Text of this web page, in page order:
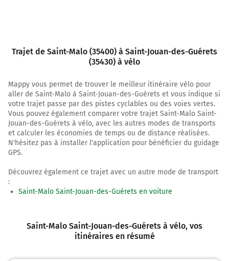
Au rond-point, prendre la 2ème sortie la voie et
continuer sur 110 mètres
Au rond-point, prendre la 1ère sortie Avenue Louis
Martin et continuer sur 15 mètres
Prendre à droite la voie partagée la voie et continuer
600 m
Prendre à gauche la piste cyclable la voie et continuer
850 m
Prendre à droite la piste cyclable Avenue Louis Martin
Trajet de Saint-Malo (35400) à Saint-Jouan-des-Guérets
(35430) à vélo
Mappy vous permet de trouver le meilleur itinéraire vélo pour
aller de Saint-Malo à Saint-Jouan-des-Guérets et vous indique si
votre trajet passe par des pistes cyclables ou des voies vertes.
Vous pouvez également comparer votre trajet Saint-Malo Saint-
Jouan-des-Guérets à vélo, avec les autres modes de transports
et calculer les économies de temps ou de distance réalisées.
N'hésitez pas à installer l'application pour bénéficier du guidage
GPS.
Découvrez également ce trajet avec un autre mode de transport
:
Saint-Malo Saint-Jouan-des-Guérets en voiture
Saint-Malo Saint-Jouan-des-Guérets à vélo, vos
itinéraires en résumé